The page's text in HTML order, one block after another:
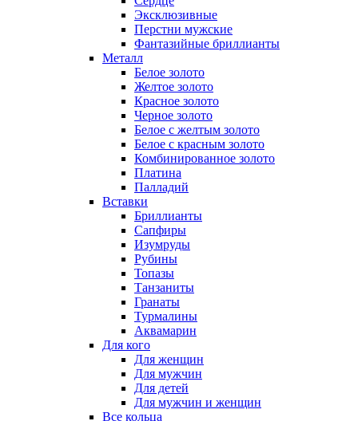
Эксклюзивные
Перстни мужские
Фантазийные бриллианты
Металл
Белое золото
Желтое золото
Красное золото
Черное золото
Белое с желтым золото
Белое с красным золото
Комбинированное золото
Платина
Палладий
Вставки
Бриллианты
Сапфиры
Изумруды
Рубины
Топазы
Танзаниты
Гранаты
Турмалины
Аквамарин
Для кого
Для женщин
Для мужчин
Для детей
Для мужчин и женщин
Все кольца